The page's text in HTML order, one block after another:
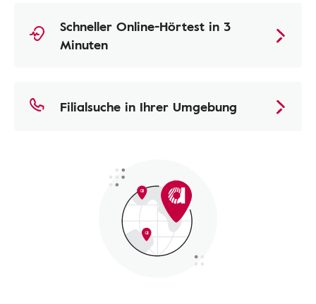
Schneller Online-Hörtest in 3
Minuten
Filialsuche in Ihrer Umgebung